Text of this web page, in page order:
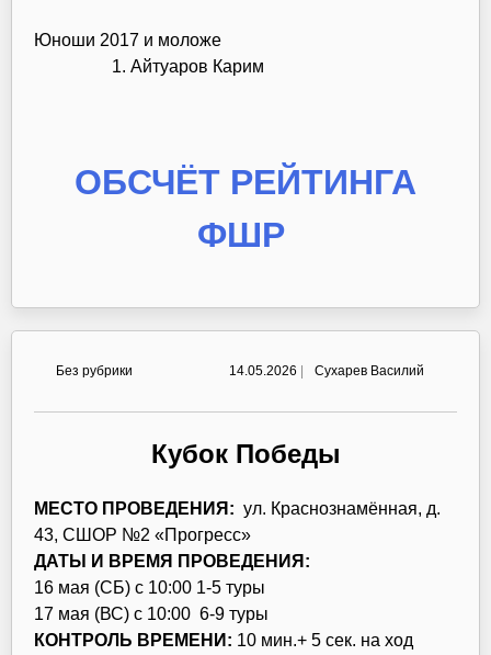
Юноши 2017 и моложе
Айтуаров Карим
ОБСЧЁТ РЕЙТИНГА
ФШР
Без рубрики 14.05.2026 | Сухарев Василий
Кубок Победы
МЕСТО ПРОВЕДЕНИЯ: ул. Краснознамённая, д.
43, СШОР №2 «Прогресс»
ДАТЫ И ВРЕМЯ ПРОВЕДЕНИЯ:
16 мая (СБ) с 10:00 1-5 туры
17 мая (ВС) с 10:00 6-9 туры
КОНТРОЛЬ ВРЕМЕНИ: 10 мин.+ 5 сек. на ход